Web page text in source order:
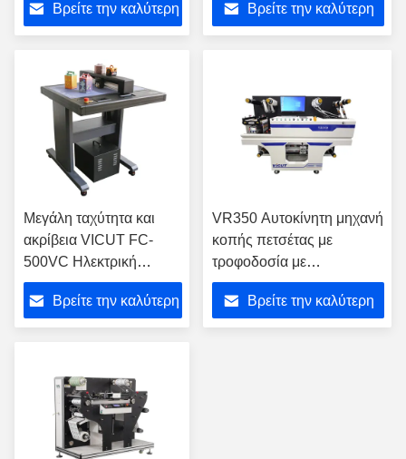
ψηφιακών ετικετών
Βρείτε την καλύτερη
φωτογραφία μεταφοράς
θερμότητας GR8000-180
Βρείτε την καλύτερη
Μεγάλη ταχύτητα και
ακρίβεια VICUT FC-
500VC Ηλεκτρική
μηχανή κοπής πετσέτας
πετσέταςΒρείτε την καλύτερη
VR350 Αυτοκίνητη μηχανή
κοπής πετσέτας με
τροφοδοσία με
περιστροφική τροφοδοσία
και στρώση με έλεγχο
DELTA PLC
Βρείτε την καλύτερη